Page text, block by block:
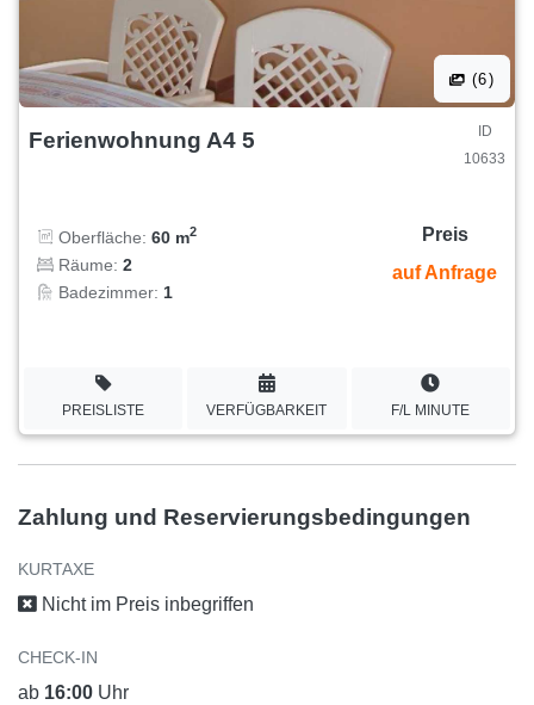
(6)
Ferienwohnung A4 5
ID
10633
Oberfläche: 60 m2
Räume: 2
Badezimmer: 1
Preis
auf Anfrage
PREISLISTE VERFÜGBARKEIT F/L MINUTE
Zahlung und Reservierungsbedingungen
KURTAXE
Nicht im Preis inbegriffen
CHECK-IN
ab 16:00 Uhr